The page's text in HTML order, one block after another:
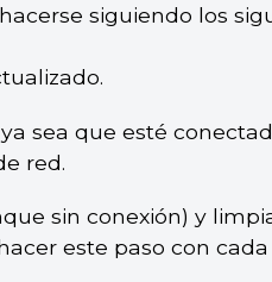
siguiendo los
sea que esté
red.
sin conexión) y
este paso con